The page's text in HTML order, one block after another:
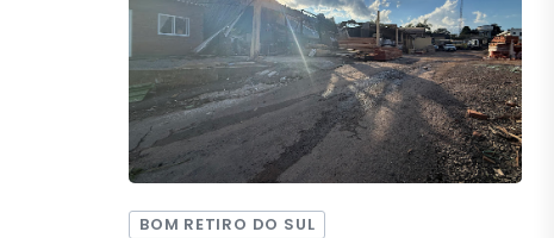
BOM RETIRO DO SUL